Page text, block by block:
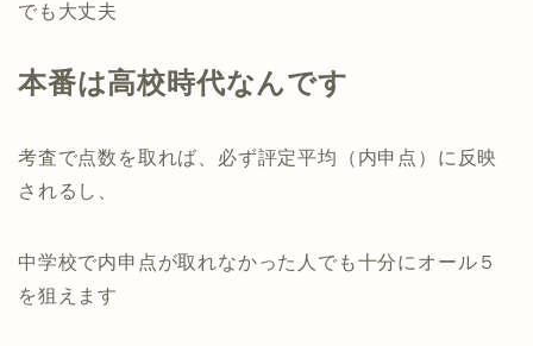
でも大丈夫
本番は高校時代なんです
考査で点数を取れば、必ず評定平均（内申点）に反映
されるし、
中学校で内申点が取れなかった人でも十分にオール５
を狙えます